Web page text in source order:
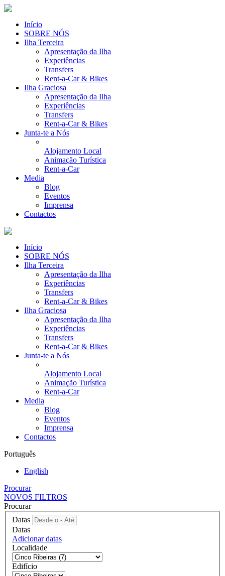
Início
SOBRE NÓS
Ilha Terceira
Apresentação da Ilha
Experiências
Transfers
Rent-a-Car & Bikes
Ilha Graciosa
Apresentação da Ilha
Experiências
Transfers
Rent-a-Car & Bikes
Junta-te a Nós
Alojamento Local
Animação Turística
Rent-a-Car
Media
Blog
Eventos
Imprensa
Contactos
Início
SOBRE NÓS
Ilha Terceira
Apresentação da Ilha
Experiências
Transfers
Rent-a-Car & Bikes
Ilha Graciosa
Apresentação da Ilha
Experiências
Transfers
Rent-a-Car & Bikes
Junta-te a Nós
Alojamento Local
Animação Turística
Rent-a-Car
Media
Blog
Eventos
Imprensa
Contactos
Português
English
Procurar
NOVOS FILTROS
Procurar
Datas
Datas
Adicionar datas
Localidade
Edifício